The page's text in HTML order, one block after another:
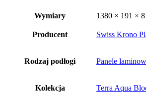
Wymiary 1380 × 191 ×
Producent Swiss Krono
Rodzaj podłogi Panele
Kolekcja Terra Aqua